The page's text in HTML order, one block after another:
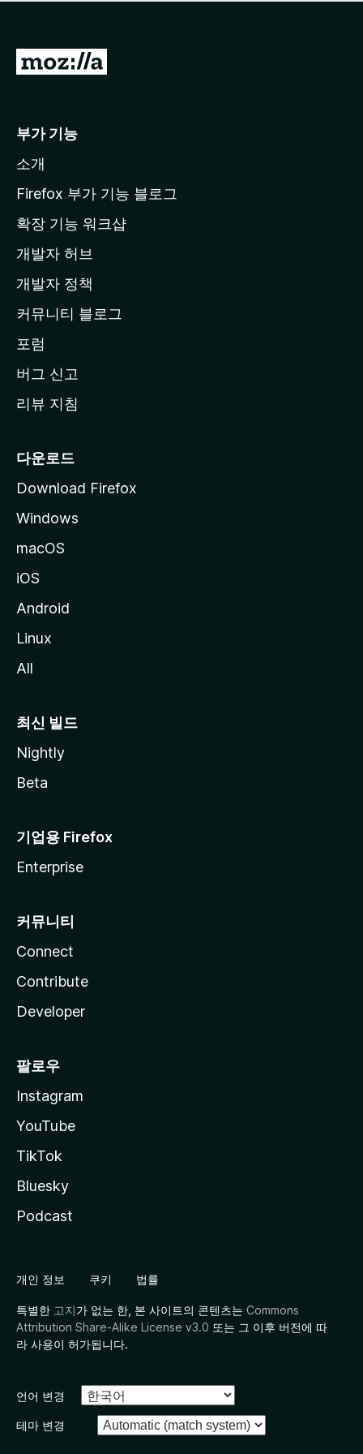
점
습
니
M
l
a
페
이
지
이
동
부가 기능
소개
Firefox 부가 기능 블로그
확장 기능 워크샵
개발자 허브
개발자 정책
커뮤니티 블로그
포럼
버그 신고
리뷰 지침
다운로드
Download Firefox
Windows
macOS
iOS
Android
Linux
All
최신 빌드
Nightly
Beta
기업용 Firefox
Enterprise
커뮤니티
Connect
Contribute
Developer
팔로우
Instagram
YouTube
TikTok
Bluesky
Podcast
개인 정보 쿠키 법률
특별한 고지가 없는 한, 본 사이트의 콘텐츠는 Commons
Attribution Share-Alike License v3.0 또는 그 이후 버전에 따
라 사용이 허가됩니다.
언어 변경
테마 변경